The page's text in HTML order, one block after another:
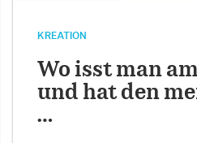
KREATION
Wo isst man
und hat den
…